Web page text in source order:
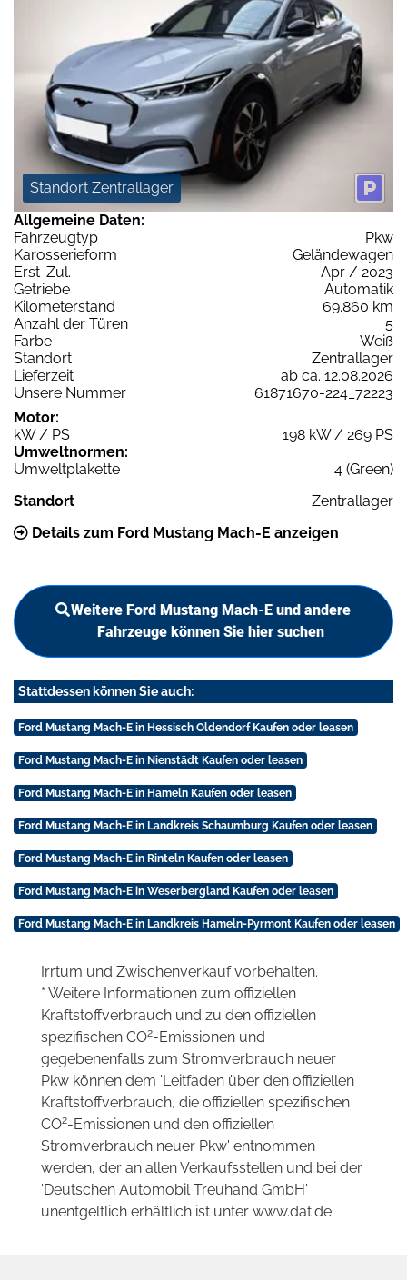
Standort Zentrallager
Allgemeine Daten:
Fahrzeugtyp
Pkw
Karosserieform
Geländewagen
Erst-Zul.
Apr / 2023
Getriebe
Automatik
Kilometerstand
69.860 km
Anzahl der Türen
5
Farbe
Weiß
Standort
Zentrallager
Lieferzeit
ab ca. 12.08.2026
Unsere Nummer
61871670-224_72223
Motor:
kW / PS
198 kW / 269 PS
Umweltnormen:
Umweltplakette
4 (Green)
Standort
Zentrallager
Details zum Ford Mustang Mach-E anzeigen
Weitere Ford Mustang Mach-E und andere
Fahrzeuge können Sie hier suchen
Stattdessen können Sie auch:
Ford Mustang Mach-E in Hessisch Oldendorf Kaufen oder leasen
Ford Mustang Mach-E in Nienstädt Kaufen oder leasen
Ford Mustang Mach-E in Hameln Kaufen oder leasen
Ford Mustang Mach-E in Landkreis Schaumburg Kaufen oder leasen
Ford Mustang Mach-E in Rinteln Kaufen oder leasen
Ford Mustang Mach-E in Weserbergland Kaufen oder leasen
Ford Mustang Mach-E in Landkreis Hameln-Pyrmont Kaufen oder leasen
Irrtum und Zwischenverkauf vorbehalten.
* Weitere Informationen zum offiziellen
Kraftstoffverbrauch und zu den offiziellen
spezifischen CO2-Emissionen und
gegebenenfalls zum Stromverbrauch neuer
Pkw können dem 'Leitfaden über den offiziellen
Kraftstoffverbrauch, die offiziellen spezifischen
CO2-Emissionen und den offiziellen
Stromverbrauch neuer Pkw' entnommen
werden, der an allen Verkaufsstellen und bei der
'Deutschen Automobil Treuhand GmbH'
unentgeltlich erhältlich ist unter www.dat.de.